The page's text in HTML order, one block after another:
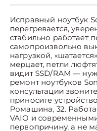
Исправный ноутбук
перегревается,
стабильно работает
самопроизвольно
нагрузкой,
мерцает, петли
видит SSD/RAM —
ремонт ноутбуков
консультации
приносите
Ромашина, 32.
VAIO и
первопричину, а не